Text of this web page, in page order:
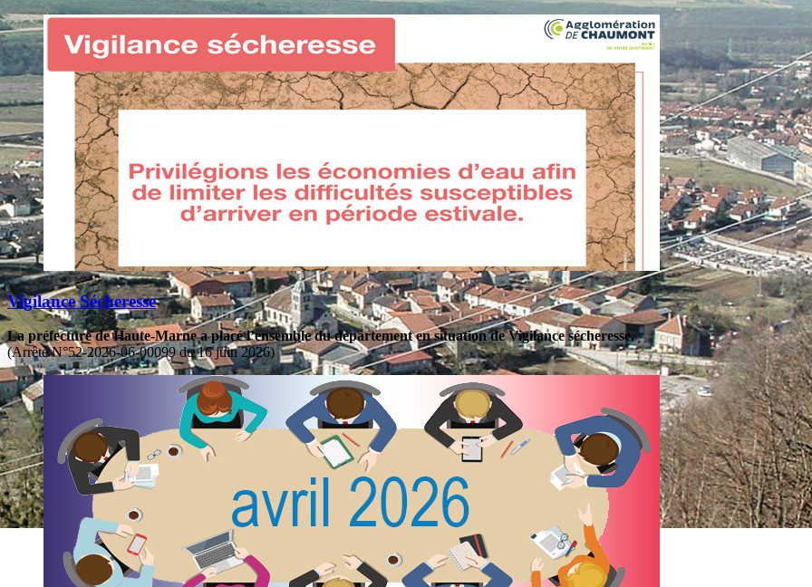
Vigilance Sécheresse
La préfecture de Haute-Marne a placé l’ensemble du département en situation de Vigilance sécheresse.
(Arrêté N°52-2026-06-00099 du 16 juin 2026)